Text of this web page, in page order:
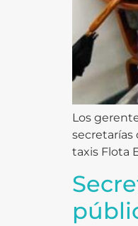
Los
secretarías
taxis Flota